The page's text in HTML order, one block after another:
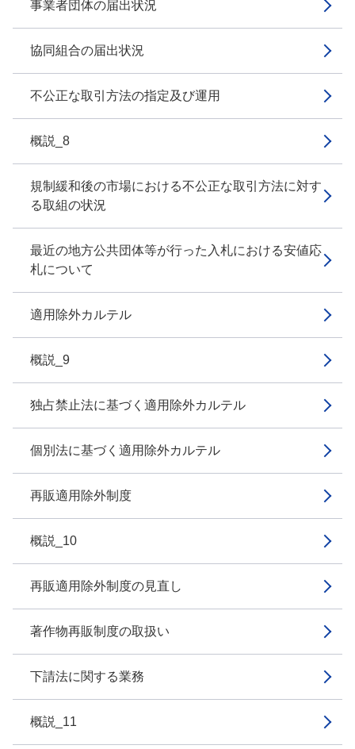
事業者団体の届出状況
協同組合の届出状況
不公正な取引方法の指定及び運用
概説_8
規制緩和後の市場における不公正な取引方法に対す
る取組の状況
最近の地方公共団体等が行った入札における安値応
札について
適用除外カルテル
概説_9
独占禁止法に基づく適用除外カルテル
個別法に基づく適用除外カルテル
再販適用除外制度
概説_10
再販適用除外制度の見直し
著作物再販制度の取扱い
下請法に関する業務
概説_11